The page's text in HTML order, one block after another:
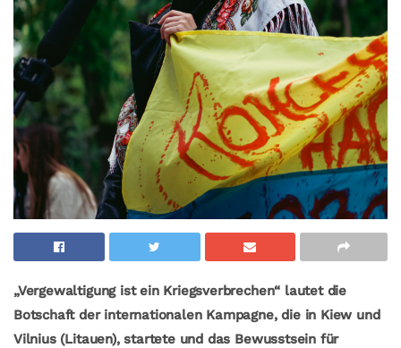
„Vergewaltigung ist ein Kriegsverbrechen“ lautet die
Botschaft der internationalen Kampagne, die in Kiew und
Vilnius (Litauen), startete und das Bewusstsein für